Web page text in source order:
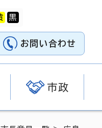
お問い合わせ
市政